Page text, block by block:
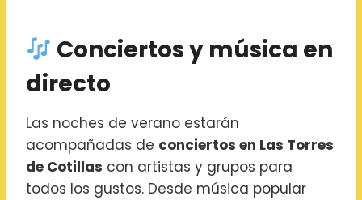
Conciertos y música en
directo
Las noches de verano estarán
acompañadas de conciertos en Las Torres
de Cotillas con artistas y grupos para
todos los gustos. Desde música popular